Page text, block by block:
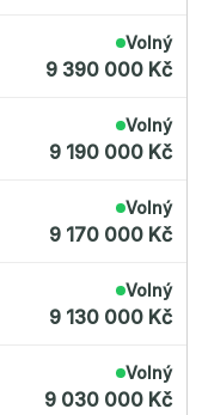
Volný
9 390 000 Kč
Volný
9 190 000 Kč
Volný
9 170 000 Kč
Volný
9 130 000 Kč
Volný
9 030 000 Kč